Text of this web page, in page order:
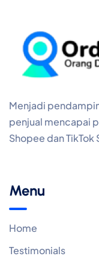
Menjadi
penjual mencapai
Shopee dan TikTok
Menu
Home
Testimonials